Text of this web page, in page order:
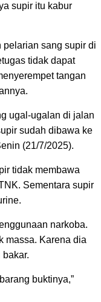
supir itu kabur
pelarian sang supir di
tidak dapat
tangan
ugal-ugalan di jalan
sudah dibawa ke
(21/7/2025).
tidak membawa
Sementara supir
narkoba.
massa. Karena dia
buktinya,”